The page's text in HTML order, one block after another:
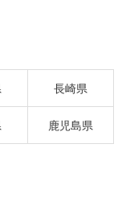
長崎県
鹿児島県